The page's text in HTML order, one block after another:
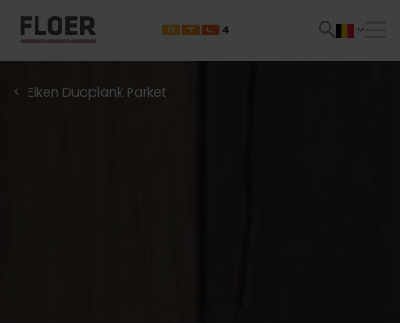
Eiken Duoplank Parket